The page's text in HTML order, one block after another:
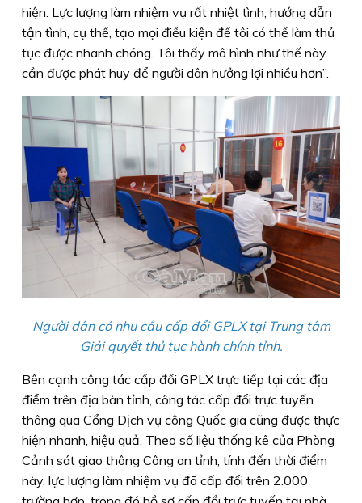
hiện. Lực lượng làm nhiệm vụ rất nhiệt tình, hướng dẫn
tận tình, cụ thể, tạo mọi điều kiện để tôi có thể làm thủ
tục được nhanh chóng. Tôi thấy mô hình như thế này
cần được phát huy để người dân hưởng lợi nhiều hơn”.
Người dân có nhu cầu cấp đổi GPLX tại Trung tâm
Giải quyết thủ tục hành chính tỉnh.
Bên cạnh công tác cấp đổi GPLX trực tiếp tại các địa
điểm trên địa bàn tỉnh, công tác cấp đổi trực tuyến
thông qua Cổng Dịch vụ công Quốc gia cũng được thực
hiện nhanh, hiệu quả. Theo số liệu thống kê của Phòng
Cảnh sát giao thông Công an tỉnh, tính đến thời điểm
này, lực lượng làm nhiệm vụ đã cấp đổi trên 2.000